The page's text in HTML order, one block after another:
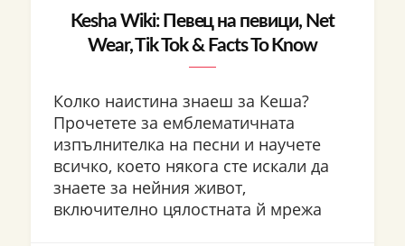
Kesha Wiki: Певец на певици, Net
Wear, Tik Tok & Facts To Know
Колко наистина знаеш за Кеша?
Прочетете за емблематичната
изпълнителка на песни и научете
всичко, което някога сте искали да
знаете за нейния живот,
включително цялостната й мрежа